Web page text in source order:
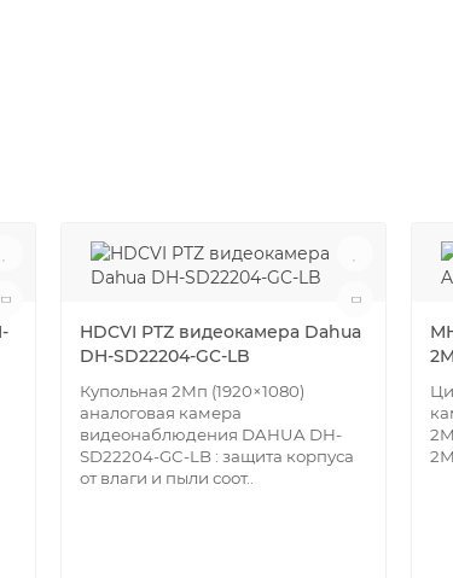
HDCVI PTZ видеокамера Dahua
DH-SD22204-GC-LB
Купольная 2Мп (1920×1080)
аналоговая камера
видеонаблюдения DAHUA DH-
SD22204-GC-LB : защита корпуса
от влаги и пыли соот..